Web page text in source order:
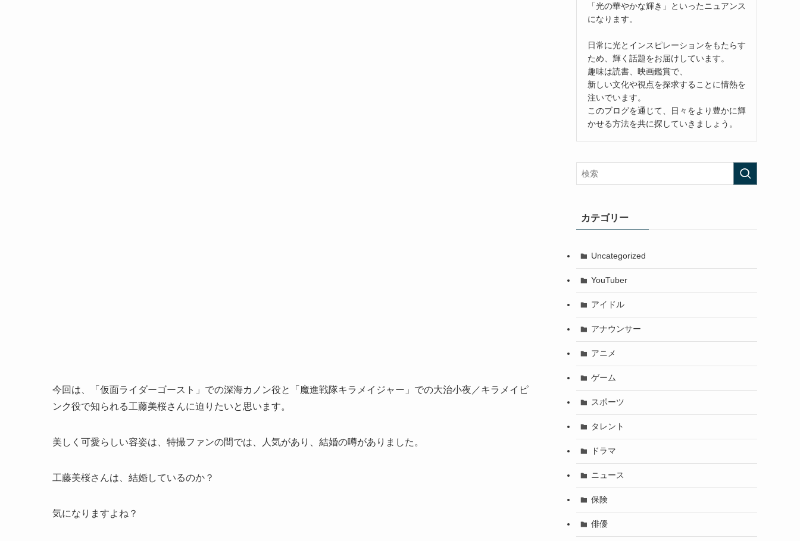
今回は、「仮面ライダーゴースト」での深海カノン役と「魔進戦隊キラメイジャー」での大治小夜／キラメイピ
ンク役で知られる工藤美桜さんに迫りたいと思います。
美しく可愛らしい容姿は、特撮ファンの間では、人気があり、結婚の噂がありました。
工藤美桜さんは、結婚しているのか？
気になりますよね？
「光の華やかな輝き」といったニュアンス
になります。
日常に光とインスピレーションをもたらす
ため、輝く話題をお届けしています。
趣味は読書、映画鑑賞で、
新しい文化や視点を探求することに情熱を
注いでいます。
このブログを通じて、日々をより豊かに輝
かせる方法を共に探していきましょう。
カテゴリー
Uncategorized
YouTuber
アイドル
アナウンサー
アニメ
ゲーム
スポーツ
タレント
ドラマ
ニュース
保険
俳優